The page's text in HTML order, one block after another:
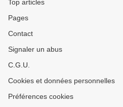
Top articles
Pages
Contact
Signaler un abus
C.G.U.
Cookies et données personnelles
Préférences cookies